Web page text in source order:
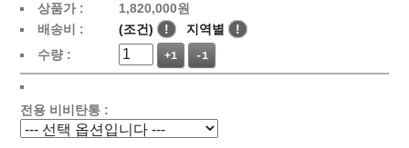
상품가 :
1,820,000원
배송비 :
(조건) ! 지역별
!
수량 :
+1 -1
전용 비비탄통 :